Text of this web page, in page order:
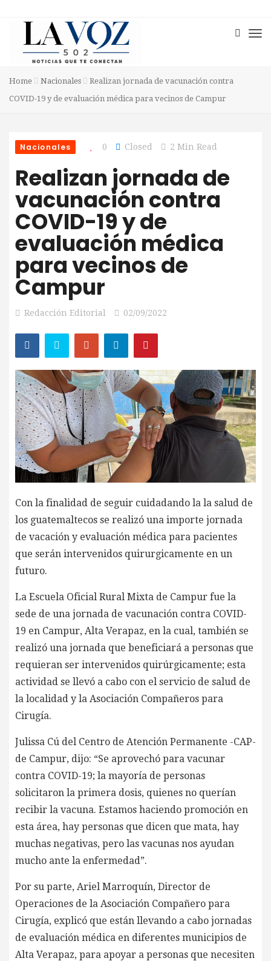
Home Nacionales
Realizan jornada de vacunación contra
COVID-19 y de evaluación médica para vecinos de Campur
Nacionales 0 Closed 2 Min Read
Realizan jornada de
vacunación contra
COVID-19 y de
evaluación médica
para vecinos de
Campur
Redacción Editorial 02/09/2022
Con la finalidad de seguir cuidadando la la salud de
los guatemaltecos se realizó una importe jornada
de vacación y evaluación médica para pacientes
que serán intervenidos quirurgicamente en un
futuro.
La Escuela Oficial Rural Mixta de Campur fue la
sede de una jornada de vacunación contra COVID-
19 en Campur, Alta Verapaz, en la cual, también se
realizó una jornada que beneficiará a personas que
requieran ser intervenidos quirúrgicamente; esta
actividad se llevó a cabo con el servicio de salud de
la localidad y la Asociación Compañeros para
Cirugía.
Julissa Cú del Centro de Atención Permanente -CAP-
de Campur, dijo: “Se aprovechó para vacunar
contra COVID-19; la mayoría de personas
solicitaron la primera dosis, quienes no querían
recibir la vacuna. Estamos haciendo promoción en
esta área, hay personas que dicen que mata, hay
muchas negativas, pero las vacunas nos ayudan
mucho ante la enfermedad”.
Por su parte, Ariel Marroquín, Director de
Operaciones de la Asociación Compañero para
Cirugía, explicó que están llevando a cabo jornadas
de evaluación médica en diferentes municipios de
Alta Verapaz, para apoyar a personas que necesiten